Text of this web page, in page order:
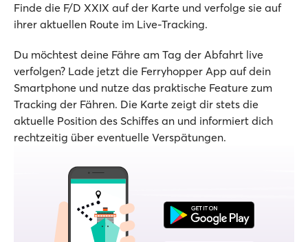
Finde die F/D XXIX auf der Karte und verfolge sie auf
ihrer aktuellen Route im Live-Tracking.
Du möchtest deine Fähre am Tag der Abfahrt live
verfolgen? Lade jetzt die Ferryhopper App auf dein
Smartphone und nutze das praktische Feature zum
Tracking der Fähren. Die Karte zeigt dir stets die
aktuelle Position des Schiffes an und informiert dich
rechtzeitig über eventuelle Verspätungen.